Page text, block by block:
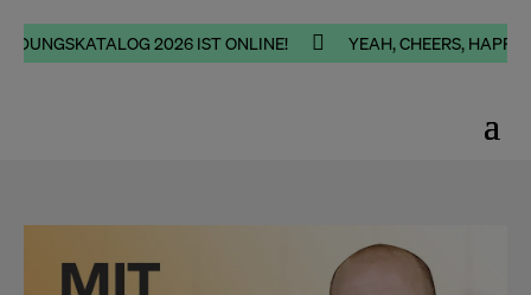
2026 IST ONLINE!  YEAH, CHEERS,